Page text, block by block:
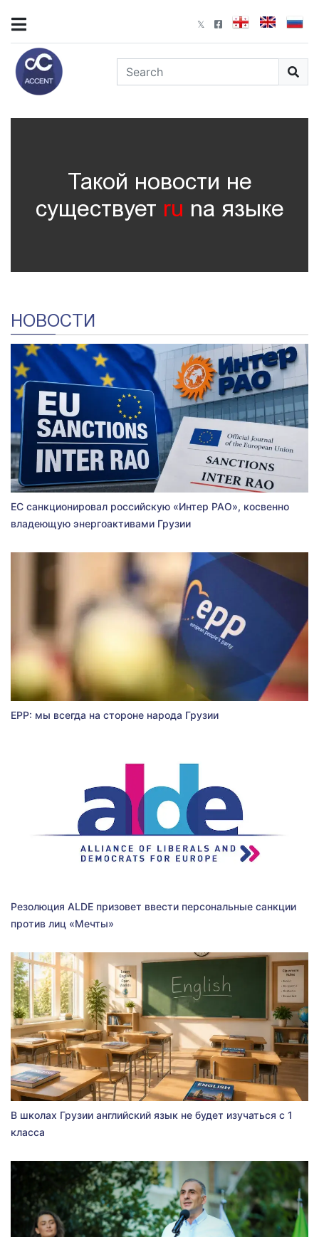
Такой новости не
существует ru nа языке
НОВОСТИ
ЕС санкционировал российскую «Интер РАО», косвенно
владеющую энергоактивами Грузии
EPP: мы всегда на стороне народа Грузии
Резолюция ALDE призовет ввести персональные санкции
против лиц «Мечты»
В школах Грузии английский язык не будет изучаться с 1
класса